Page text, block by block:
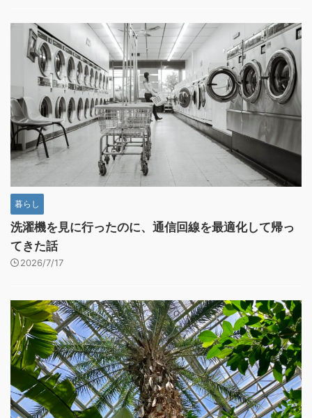
暮らし
洗濯機を見に行ったのに、通信回線を最適化して帰っ
てきた話
2026/7/17